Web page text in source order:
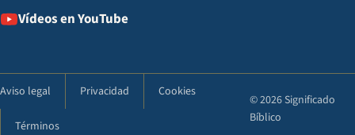
Vídeos en YouTube
Aviso legal Privacidad Cookies
Términos
© 2026 Significado
Bíblico